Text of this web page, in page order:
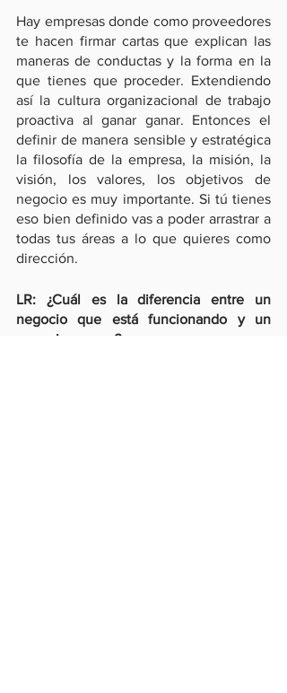
Hay empresas donde como proveedores
te hacen firmar cartas que explican las
maneras de conductas y la forma en la
que tienes que proceder. Extendiendo
así la cultura organizacional de trabajo
proactiva al ganar ganar. Entonces el
definir de manera sensible y estratégica
la filosofía de la empresa, la misión, la
visión, los valores, los objetivos de
negocio es muy importante. Si tú tienes
eso bien definido vas a poder arrastrar a
todas tus áreas a lo que quieres como
dirección.
LR: ¿Cuál es la diferencia entre un
negocio que está funcionando y un
negocio que no?